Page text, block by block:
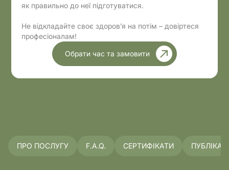
як правильно до неї підготуватися.
Не відкладайте своє здоров’я на потім – довіртеся
професіоналам!
Обрати час та замовити
ПРО ПОСЛУГУ F.A.Q. СЕРТИФІКАТИ